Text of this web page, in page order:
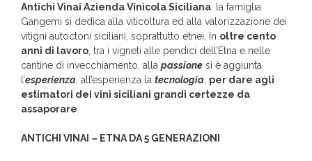
Antichi Vinai Azienda Vinicola Siciliana: la famiglia
Gangemi si dedica alla viticoltura ed alla valorizzazione dei
vitigni autoctoni siciliani, soprattutto etnei. In oltre cento
anni di lavoro, tra i vigneti alle pendici dell’Etna e nelle
cantine di invecchiamento, alla passione si è aggiunta
l’esperienza, all’esperienza la tecnologia, per dare agli
estimatori dei vini siciliani grandi certezze da
assaporare.
ANTICHI VINAI – ETNA DA 5 GENERAZIONI